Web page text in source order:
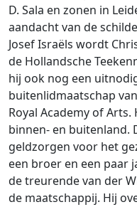
D. Sala en zonen in
aandacht van de
Josef Israëls wordt
de Hollandsche
hij ook nog een
buitenlidmaatschap
Royal Academy of
binnen- en buitenland.
geldzorgen voor het
een broer en een paar
de treurende van der
de maatschappij. Hij